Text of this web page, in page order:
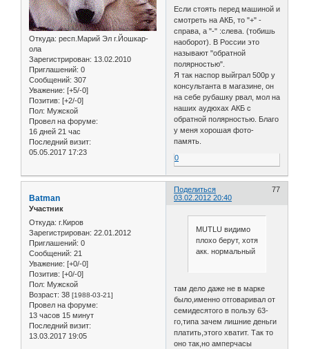
Откуда: респ.Марий Эл г.Йошкар-
ола
Зарегистрирован: 13.02.2010
Приглашений: 0
Сообщений: 307
Уважение: [+5/-0]
Позитив: [+2/-0]
Пол: Мужской
Провел на форуме:
16 дней 21 час
Последний визит:
05.05.2017 17:23
Если стоять перед машиной и
смотреть на АКБ, то "+" -
справа, а "-" :слева. (тобишь
наоборот). В России это
называют "обратной
полярностью".
Я так наспор выйграл 500р у
консультанта в магазине, он
на себе рубашку рвал, мол на
наших аудюхах АКБ с
обратной полярностью. Благо
у меня хорошая фото-
память.
0
Поделиться
77
03.02.2012 20:40
Batman
Участник
Откуда: г.Киров
Зарегистрирован: 22.01.2012
Приглашений: 0
Сообщений: 21
Уважение: [+0/-0]
Позитив: [+0/-0]
Пол: Мужской
Возраст: 38 [1988-03-21]
Провел на форуме:
13 часов 15 минут
Последний визит:
13.03.2017 19:05
MUTLU видимо
плохо берут, хотя
акк. нормальный
там дело даже не в марке
было,именно отговаривал от
семидесятого в пользу 63-
го,типа зачем лишние деньги
платить,этого хватит. Так то
оно так,но амперчасы